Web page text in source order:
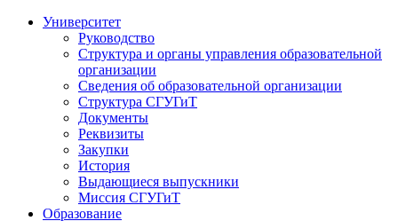
Университет
Руководство
Структура и органы управления образовательной
организации
Сведения об образовательной организации
Структура СГУГиТ
Документы
Реквизиты
Закупки
История
Выдающиеся выпускники
Миссия СГУГиТ
Образование